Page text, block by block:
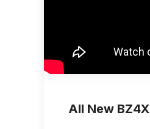
All New BZ4X